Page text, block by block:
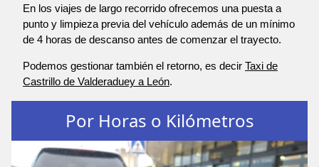
En los viajes de largo recorrido ofrecemos una puesta a
punto y limpieza previa del vehículo además de un mínimo
de 4 horas de descanso antes de comenzar el trayecto.
Podemos gestionar también el retorno, es decir Taxi de
Castrillo de Valderaduey a León.
Por Horas o Kilómetros